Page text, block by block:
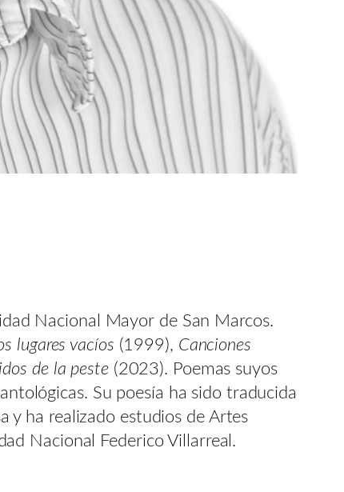
Nacional Mayor de San Marcos.
lugares vacíos (1999), Canciones
de la peste(2023). Poemas suyos
Su poesía ha sido traducida
y ha realizado estudios de Artes
Nacional Federico Villarreal.